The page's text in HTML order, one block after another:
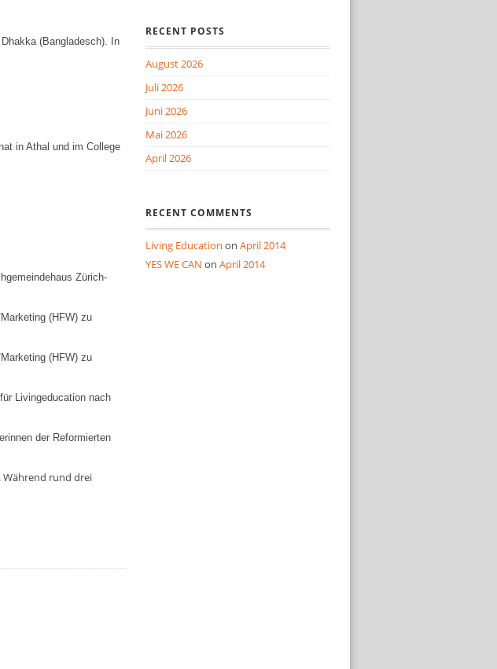
(Bangladesch). In
in Athal und im College
Zürich-
(HFW) zu
(HFW) zu
Livingeducation nach
der Reformierten
Während rund drei
RECENT POSTS
August 2026
Juli 2026
Juni 2026
Mai 2026
April 2026
RECENT COMMENTS
Living Education on April 2014
YES WE CAN on April 2014